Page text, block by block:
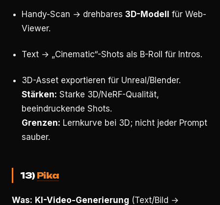
Handy-Scan → drehbares 3D-Modell
für Web-
Viewer.
Text → „Cinematic“-Shots als B-Roll für Intros.
3D-Asset exportieren für Unreal/Blender.
Stärken: Starke 3D/NeRF-Qualität,
beeindruckende Shots.
Grenzen: Lernkurve bei 3D; nicht jeder Prompt
sauber.
13) Pika
Was: KI-Video-Generierung (Text/Bild →